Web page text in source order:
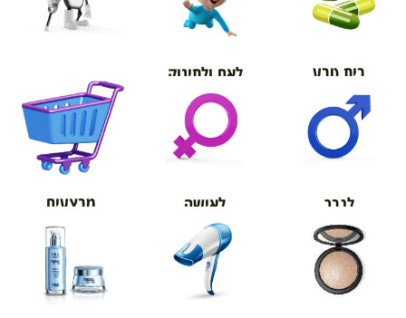
בית טבע לאם ולתינוק
אורטופדיה
לגבר לאישה מבצעים